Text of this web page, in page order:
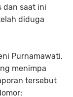
dan saat ini
diduga
Purnamawati,
menimpa
tersebut